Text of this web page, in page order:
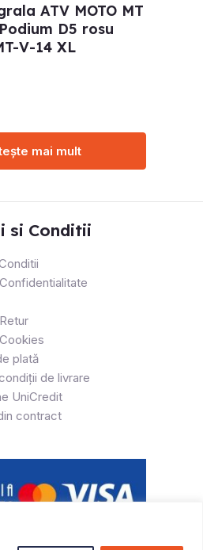
ATV MOTO MT
D5 rosu
V-14 XL
mai mult
si Conditii
plată
de livrare
UniCredit
contract